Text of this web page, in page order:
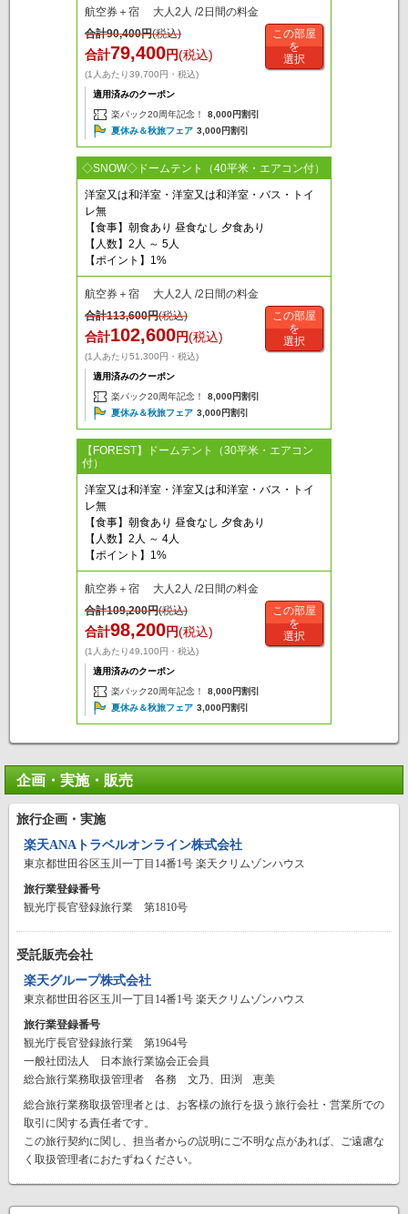
航空券＋宿 大人2人 /2日間の料金
合計90,400円(税込)
合計79,400円(税込)
(1人あたり39,700円・税込)
適用済みのクーポン
楽パック20周年記念！
8,000円割引
夏休み＆秋旅フェア 3,000円割引
この部屋
を
選択
◇SNOW◇ドームテント（40平米・エアコン付）
洋室又は和洋室・洋室又は和洋室・バス・トイ
レ無
【食事】朝食あり 昼食なし 夕食あり
【人数】2人 ～ 5人
【ポイント】1%
航空券＋宿 大人2人 /2日間の料金
合計113,600円(税込)
合計102,600円(税込)
(1人あたり51,300円・税込)
適用済みのクーポン
楽パック20周年記念！
8,000円割引
夏休み＆秋旅フェア 3,000円割引
この部屋
を
選択
【FOREST】ドームテント（30平米・エアコン
付）
洋室又は和洋室・洋室又は和洋室・バス・トイ
レ無
【食事】朝食あり 昼食なし 夕食あり
【人数】2人 ～ 4人
【ポイント】1%
航空券＋宿 大人2人 /2日間の料金
合計109,200円(税込)
合計98,200円(税込)
(1人あたり49,100円・税込)
適用済みのクーポン
楽パック20周年記念！
8,000円割引
夏休み＆秋旅フェア 3,000円割引
この部屋
を
選択
企画・実施・販売
旅行企画・実施
楽天ANAトラベルオンライン株式会社
東京都世田谷区玉川一丁目14番1号 楽天クリムゾンハウス
旅行業登録番号
観光庁長官登録旅行業 第1810号
受託販売会社
楽天グループ株式会社
東京都世田谷区玉川一丁目14番1号 楽天クリムゾンハウス
旅行業登録番号
観光庁長官登録旅行業 第1964号
一般社団法人 日本旅行業協会正会員
総合旅行業務取扱管理者 各務 文乃、田渕 恵美
総合旅行業務取扱管理者とは、お客様の旅行を扱う旅行会社・営業所での
取引に関する責任者です。
この旅行契約に関し、担当者からの説明にご不明な点があれば、ご遠慮な
く取扱管理者におたずねください。